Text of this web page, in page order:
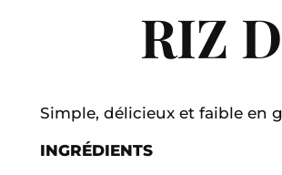
RIZ
Simple, délicieux et faible en
INGRÉDIENTS